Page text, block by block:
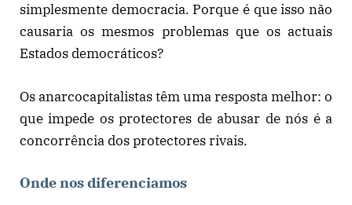
simplesmente democracia. Porque é que isso não
causaria os mesmos problemas que os actuais
Estados democráticos?
Os anarcocapitalistas têm uma resposta melhor: o
que impede os protectores de abusar de nós é a
concorrência dos protectores rivais.
Onde nos diferenciamos